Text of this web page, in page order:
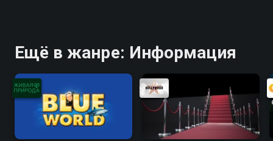
Ещё в жанре: Информация